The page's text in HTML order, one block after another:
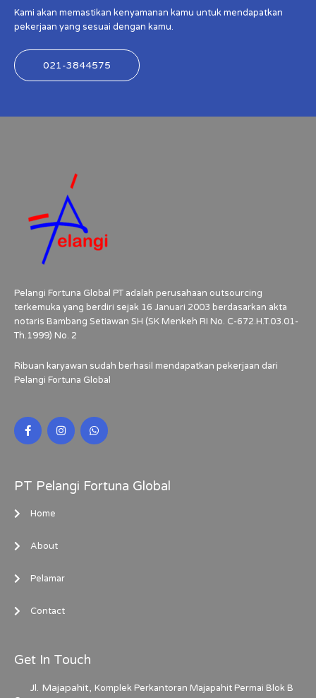
Kami akan memastikan kenyamanan kamu untuk mendapatkan
pekerjaan yang sesuai dengan kamu.
021-3844575
Pelangi Fortuna Global PT adalah perusahaan outsourcing
terkemuka yang berdiri sejak 16 Januari 2003 berdasarkan akta
notaris Bambang Setiawan SH (SK Menkeh RI No. C-672.H.T.03.01-
Th.1999) No. 2
Ribuan karyawan sudah berhasil mendapatkan pekerjaan dari
Pelangi Fortuna Global
PT Pelangi Fortuna Global
Home
About
Pelamar
Contact
Get In Touch
Jl. Majapahit, Komplek Perkantoran Majapahit Permai Blok B